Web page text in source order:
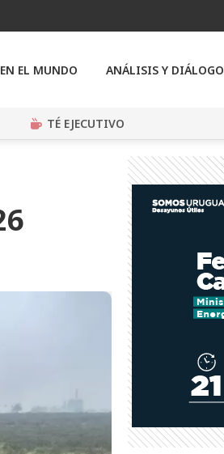
EL MUNDO ANÁLISIS Y DIÁLOGO
TÉ EJECUTIVO